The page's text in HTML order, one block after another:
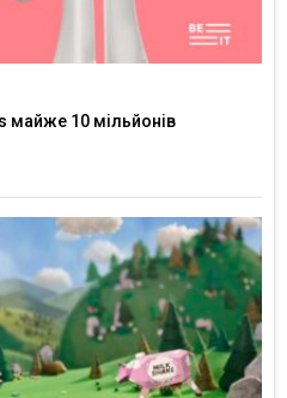
майже 10 мільйонів